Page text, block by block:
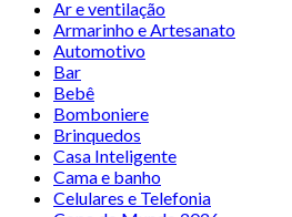
Ar e ventilação
Armarinho e Artesanato
Automotivo
Bar
Bebê
Bomboniere
Brinquedos
Casa Inteligente
Cama e banho
Celulares e Telefonia